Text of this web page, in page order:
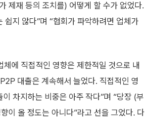
제재 등의 조치를) 어떻게 할 수가 없었다.
지 않다”며 “협회가 파악하려면 업체가
에 직접적인 영향은 제한적일 것으로 내
대출은 계속해서 늘었다. 직접적인 영
차지하는 비중은 아주 작다”며 “당장 (부
이 올 정도는 아니다”라고 선을 그었다. 다